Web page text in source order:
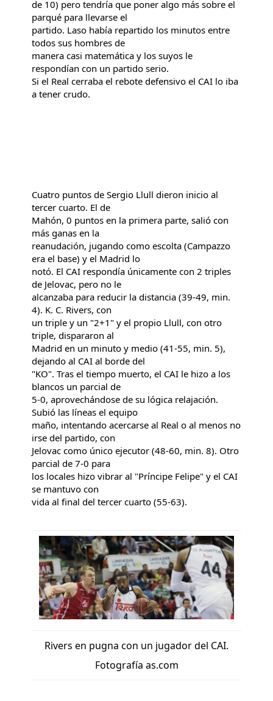
de 10) pero tendría que poner algo más sobre el
parqué para llevarse el
partido. Laso había repartido los minutos entre
todos sus hombres de
manera casi matemática y los suyos le
respondían con un partido serio.
Si el Real cerraba el rebote defensivo el CAI lo iba
a tener crudo.
Cuatro puntos de Sergio Llull dieron inicio al
tercer cuarto. El de
Mahón, 0 puntos en la primera parte, salió con
más ganas en la
reanudación, jugando como escolta (Campazzo
era el base) y el Madrid lo
notó. El CAI respondía únicamente con 2 triples
de Jelovac, pero no le
alcanzaba para reducir la distancia (39-49, min.
4). K. C. Rivers, con
un triple y un "2+1" y el propio Llull, con otro
triple, dispararon al
Madrid en un minuto y medio (41-55, min. 5),
dejando al CAI al borde del
"KO". Tras el tiempo muerto, el CAI le hizo a los
blancos un parcial de
5-0, aprovechándose de su lógica relajación.
Subió las líneas el equipo
maño, intentando acercarse al Real o al menos no
irse del partido, con
Jelovac como único ejecutor (48-60, min. 8). Otro
parcial de 7-0 para
los locales hizo vibrar al "Príncipe Felipe" y el CAI
se mantuvo con
vida al final del tercer cuarto (55-63).
Rivers en pugna con un jugador del CAI.
Fotografía as.com